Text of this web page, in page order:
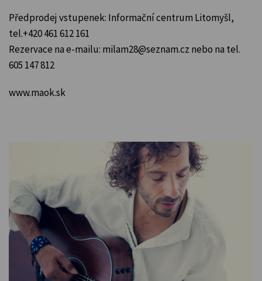
Předprodej vstupenek: Informační centrum Litomyšl,
tel.+420 461 612 161
Rezervace na e-mailu: milam28@seznam.cz nebo na tel.
605 147 812
www.maok.sk